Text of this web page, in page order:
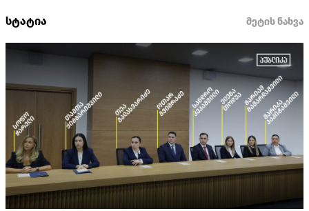
სტატია მეტის ნახვა